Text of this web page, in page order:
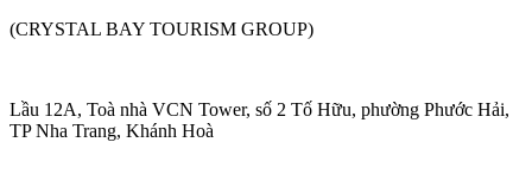
(CRYSTAL BAY TOURISM GROUP)
Lầu 12A, Toà nhà VCN Tower, số 2 Tố Hữu, phường Phước Hải,
TP Nha Trang, Khánh Hoà